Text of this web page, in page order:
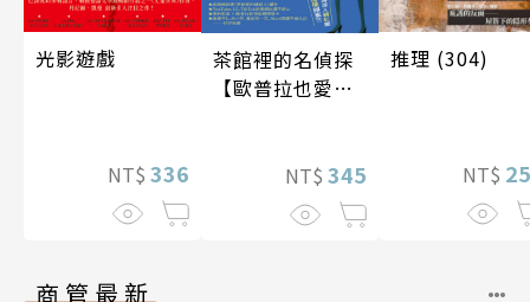
光影遊戲
NT$ 336
茶館裡的名偵探
【歐普拉也愛！
《茶館裡的嫌疑
人》續作】
NT$ 345
推理 (304)
NT$
商管最新